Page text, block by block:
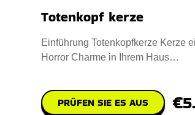
Totenkopf kerze
Einführung Totenkopfkerze Kerze
Horror Charme in Ihrem Haus
PRÜFEN SIE ES AUS